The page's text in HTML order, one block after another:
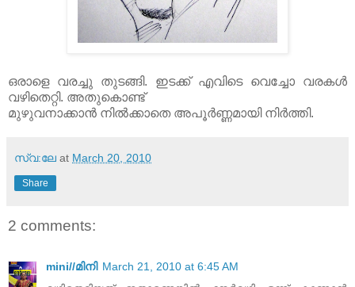
ഒരാളെ വരച്ചു തുടങ്ങി. ഇടക്ക് എവിടെ വെച്ചോ വരകള്‍
വഴിതെറ്റി. അതുകൊണ്ട്
മുഴുവനാക്കാന്‍ നില്‍ക്കാതെ അപൂര്‍ണ്ണമായി നിര്‍ത്തി.
സ്വ:ലേ at March 20, 2010
Share
2 comments:
mini//മിനി March 21, 2010 at 6:45 AM